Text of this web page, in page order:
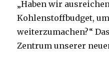
„Haben wir
Kohlenstoffbudget,
weiterzumachen?“
Zentrum unserer